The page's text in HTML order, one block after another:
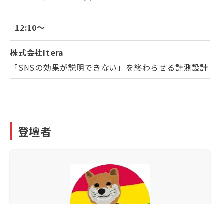
12:10～
株式会社Itera
「SNSの効果が説明できない」を終わらせる計測設計
登壇者